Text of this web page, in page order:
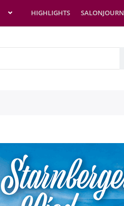
HIGHLIGHTS